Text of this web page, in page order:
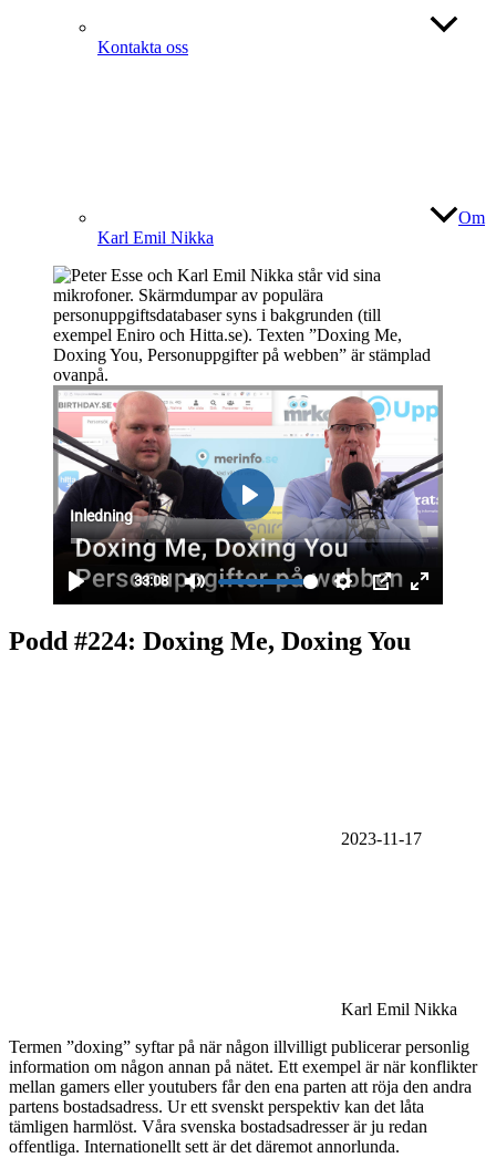
Kontakta oss
Om
Karl Emil Nikka
Podd #224: Doxing Me, Doxing You
2023-11-17
Karl Emil Nikka
Termen ”doxing” syftar på när någon illvilligt publicerar personlig
information om någon annan på nätet. Ett exempel är när konflikter
mellan gamers eller youtubers får den ena parten att röja den andra
partens bostads­adress. Ur ett svenskt perspektiv kan det låta
tämligen harmlöst. Våra svenska bostads­adresser är ju redan
offentliga. Internationellt sett är det däremot annorlunda.